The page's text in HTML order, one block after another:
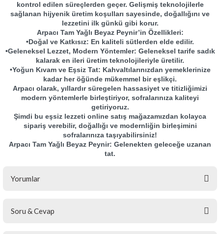
kontrol edilen süreçlerden geçer. Gelişmiş teknolojilerle
sağlanan hijyenik üretim koşulları sayesinde, doğallığını ve
lezzetini ilk günkü gibi korur.
Arpacı Tam Yağlı Beyaz Peynir’in Özellikleri:
•Doğal ve Katkısız: En kaliteli sütlerden elde edilir.
•Geleneksel Lezzet, Modern Yöntemler: Geleneksel tarife sadık
kalarak en ileri üretim teknolojileriyle üretilir.
•Yoğun Kıvam ve Eşsiz Tat: Kahvaltılarınızdan yemeklerinize
kadar her öğünde mükemmel bir eşlikçi.
Arpacı olarak, yıllardır süregelen hassasiyet ve titizliğimizi
modern yöntemlerle birleştiriyor, sofralarınıza kaliteyi
getiriyoruz.
Şimdi bu eşsiz lezzeti online satış mağazamızdan kolayca
sipariş verebilir, doğallığı ve modernliğin birleşimini
sofralarınıza taşıyabilirsiniz!
Arpacı Tam Yağlı Beyaz Peynir: Gelenekten geleceğe uzanan
tat.
Yorumlar
Soru & Cevap